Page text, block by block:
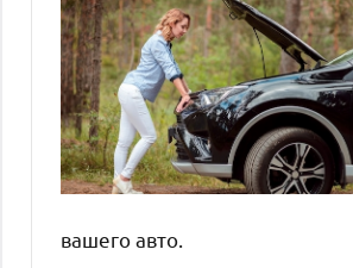
вашего авто.